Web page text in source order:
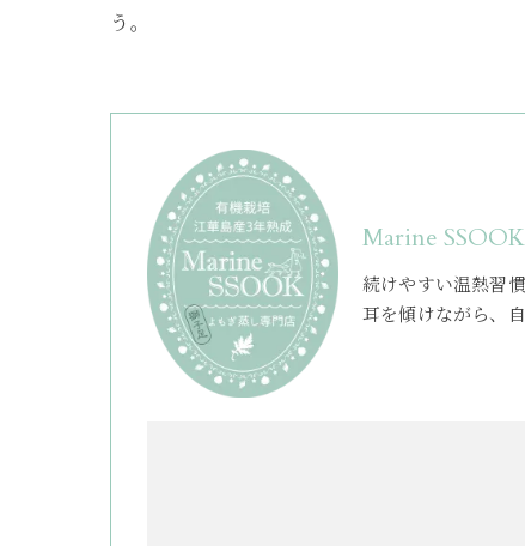
う。
Marine SSOOK
続けやすい温熱習
耳を傾けながら、